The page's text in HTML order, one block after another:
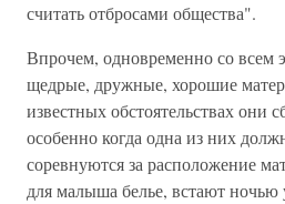
считать отбросами общества".
Впрочем, одновременно со всем
щедрые, дружные, хорошие
известных обстоятельствах они
особенно когда одна из них
соревнуются за расположение
для малыша белье, встают ночью